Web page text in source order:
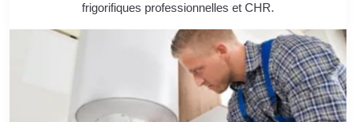
frigorifiques professionnelles et CHR.